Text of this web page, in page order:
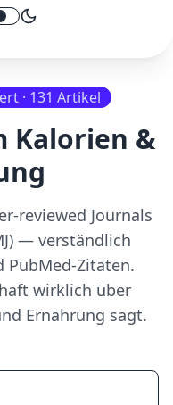
umschalten
· 131 Artikel
Kalorien &
reviewed Journals
— verständlich
PubMed-Zitaten.
wirklich über
Ernährung sagt.